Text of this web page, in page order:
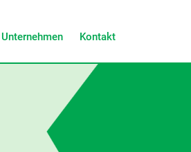
Unternehmen Kontakt